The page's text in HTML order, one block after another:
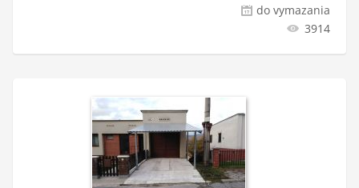
do vymazania
3914